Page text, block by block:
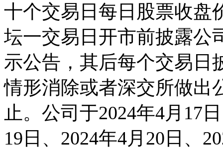
十个交易日每日股票收盘
坛一交易日开市前披露公
示公告，其后每个交易日
情形消除或者深交所做出
止。公司于2024年4月17
19日、2024年4月20日、